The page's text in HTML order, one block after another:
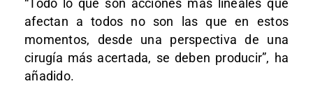
“Todo lo que son acciones más lineales que
afectan a todos no son las que en estos
momentos, desde una perspectiva de una
cirugía más acertada, se deben producir”, ha
añadido.